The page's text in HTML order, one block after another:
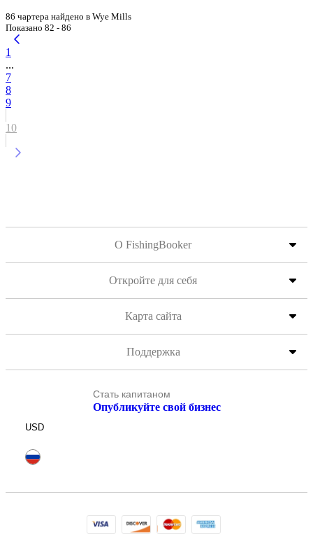
86 чартера найдено в Wye Mills
Показано 82 - 86
1
...
7
8
9
10
О FishingBooker
Откройте для себя
Карта сайта
Поддержка
Стать капитаном
Опубликуйте свой бизнес
USD